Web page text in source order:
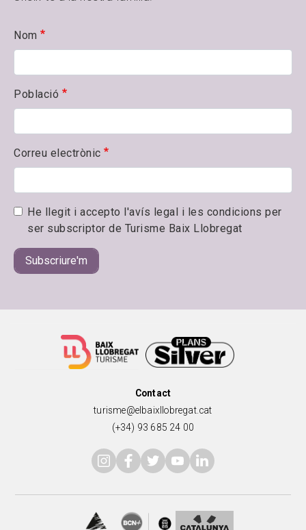
Nom
Població
Correu electrònic
He llegit i accepto l'avís legal i les condicions per
ser subscriptor de Turisme Baix Llobregat
Contact
turisme@elbaixllobregat.cat
(+34) 93 685 24 00